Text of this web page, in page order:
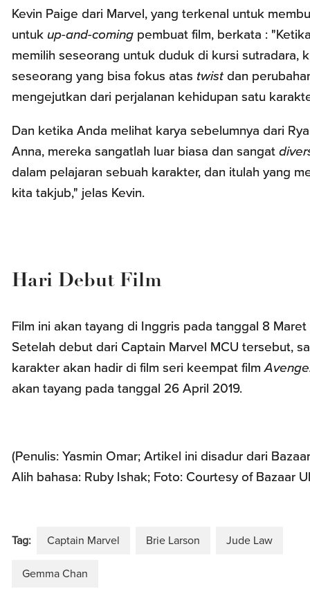
Kevin Paige dari Marvel, yang terkenal untuk
untuk up-and-coming pembuat film, berkata :
memilih seseorang untuk duduk di kursi sutradara,
seseorang yang bisa fokus atas twist dan
mengejutkan dari perjalanan kehidupan satu
Dan ketika Anda melihat karya sebelumnya dari
Anna, mereka sangatlah luar biasa dan sangat
dalam pelajaran sebuah karakter, dan itulah yang
kita takjub," jelas Kevin.
Hari Debut Film
Film ini akan tayang di Inggris pada tanggal 8 Maret
Setelah debut dari Captain Marvel MCU tersebut,
karakter akan hadir di film seri keempat film
akan tayang pada tanggal 26 April 2019.
(Penulis: Yasmin Omar; Artikel ini disadur dari
Alih bahasa: Ruby Ishak; Foto: Courtesy of Bazaar
Tag: Captain Marvel Brie Larson Jude Law
Gemma Chan